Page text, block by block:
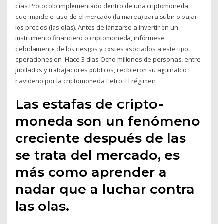
días Protocolo implementado dentro de una criptomoneda,
que impide el uso de el mercado (la marea) para subir o bajar
los precios (las olas). Antes de lanzarse a invertir en un
instrumento financiero o criptomoneda, infórmese
debidamente de los riesgos y costes asociados a este tipo
operaciones en Hace 3 días Ocho millones de personas, entre
jubilados y trabajadores públicos, recibieron su aguinaldo
navideño por la criptomoneda Petro. El régimen
Las estafas de cripto-
moneda son un fenómeno
creciente después de las
se trata del mercado, es
más como aprender a
nadar que a luchar contra
las olas.